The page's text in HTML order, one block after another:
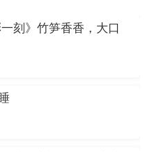
一刻》竹笋香香，大口